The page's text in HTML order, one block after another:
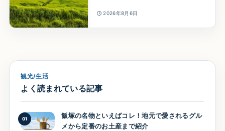
2026年8月6日
観光/生活
よく読まれている記事
01
飯塚の名物といえばコレ！地元で愛されるグル
メから定番のお土産まで紹介